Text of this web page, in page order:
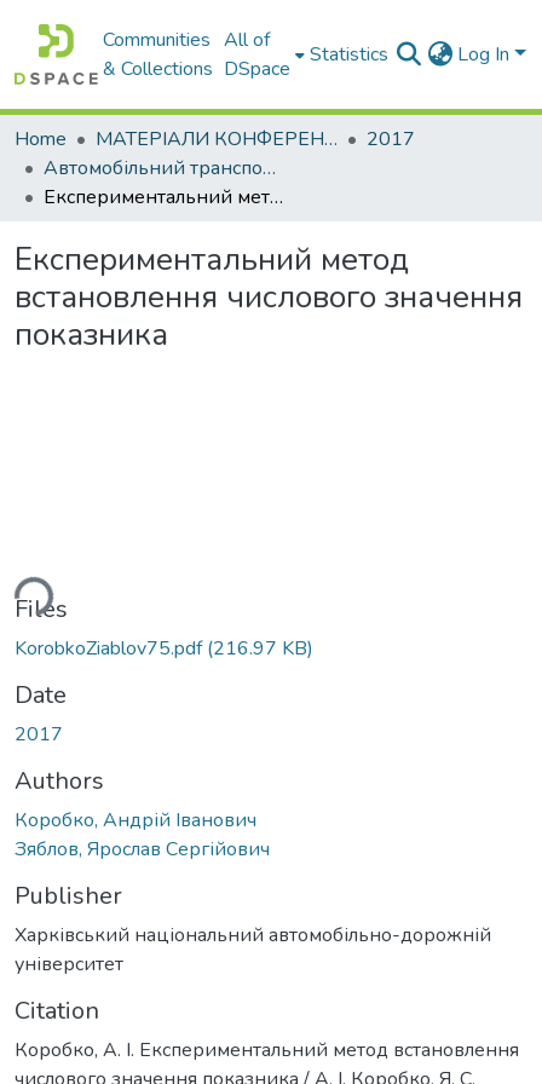
Communities
& Collections
All of
DSpace
Statistics Log In
Home МАТЕРІАЛИ КОНФЕРЕНЦІЙ
2017
Автомобільний транспорт і автомобілебудування. Новітні технології і методи підготовки фахівців
Експериментальний метод встановлення числового значення показника
Експериментальний метод
встановлення числового значення
показника
Files
KorobkoZiablov75.pdf(216.97 KB)
Date
2017
Authors
Коробко, Андрій Іванович
Зяблов, Ярослав Сергійович
Publisher
Харківський національний автомобільно-дорожній
університет
Citation
Коробко, А. І. Експериментальний метод встановлення